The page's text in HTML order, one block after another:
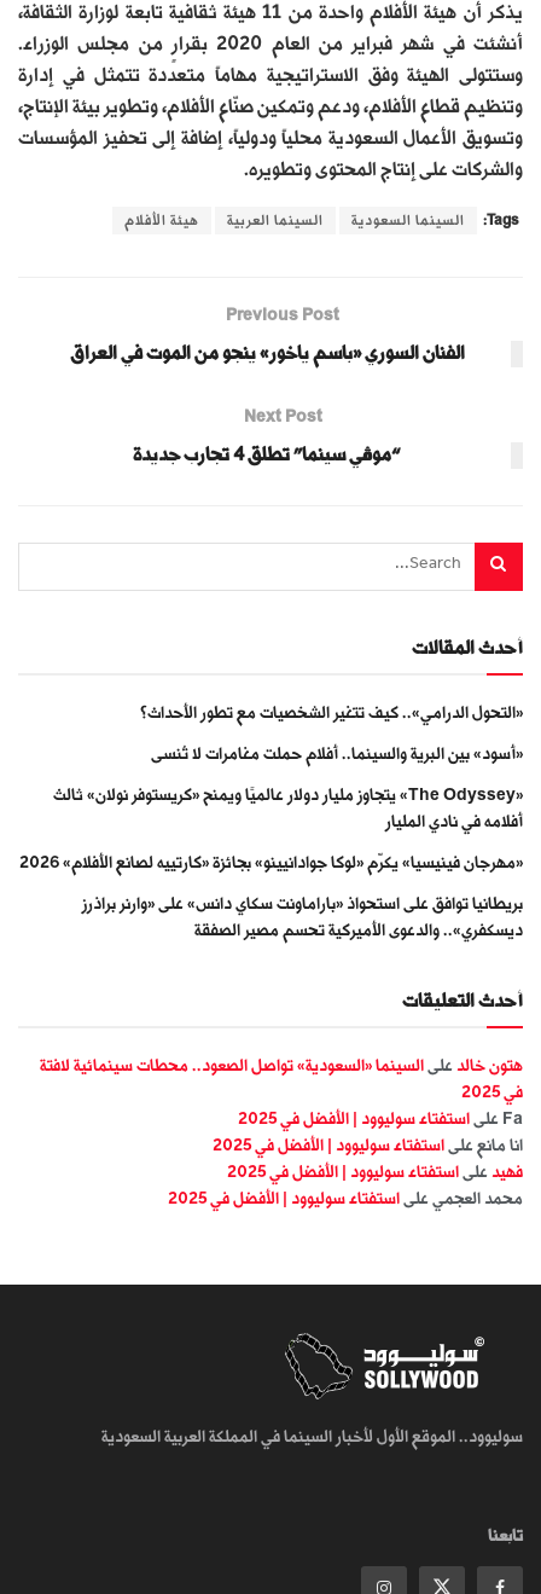
يذكر أن هيئة الأفلام واحدة من 11 هيئة ثقافية تابعة لوزارة الثقافة،
أنشئت في شهر فبراير من العام 2020 بقرارٍ من مجلس الوزراء.
وستتولى الهيئة وفق الاستراتيجية مهاماً متعددة تتمثل في إدارة
وتنظيم قطاع الأفلام، ودعم وتمكين صنّاع الأفلام، وتطوير بيئة الإنتاج،
وتسويق الأعمال السعودية محلياً ودولياً، إضافة إلى تحفيز المؤسسات
والشركات على إنتاج المحتوى وتطويره.
Tags: السينما السعودية السينما العربية هيئة الأفلام
Previous Post
الفنان السوري «باسم ياخور» ينجو من الموت في العراق
Next Post
“موڤي سينما” تطلق 4 تجارب جديدة
أحدث المقالات
«التحول الدرامي».. كيف تتغير الشخصيات مع تطور الأحداث؟
«أسود» بين البرية والسينما.. أفلام حملت مغامرات لا تُنسى
«The Odyssey» يتجاوز مليار دولار عالميًا ويمنح «كريستوفر نولان» ثالث
أفلامه في نادي المليار
«مهرجان فينيسيا» يكرّم «لوكا جوادانيينو» بجائزة «كارتييه لصانع الأفلام» 2026
بريطانيا توافق على استحواذ «باراماونت سكاي دانس» على «وارنر براذرز
ديسكفري».. والدعوى الأميركية تحسم مصير الصفقة
أحدث التعليقات
هتون خالد على السينما «السعودية» تواصل الصعود.. محطات سينمائية لافتة
في 2025
Fa على استفتاء سوليوود | الأفضل في 2025
انا مانع على استفتاء سوليوود | الأفضل في 2025
فهيد على استفتاء سوليوود | الأفضل في 2025
محمد العجمي على استفتاء سوليوود | الأفضل في 2025
سوليوود.. الموقع الأول لأخبار السينما في المملكة العربية السعودية
تابعنا